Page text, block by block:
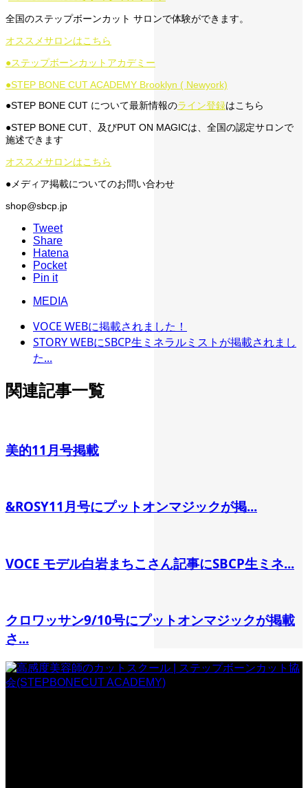
全国のステップボーンカット サロンで体験ができます。
オススメサロンはこちら
●ステップボーンカットアカデミー
●STEP BONE CUT ACADEMY Brooklyn ( Newyork)
●STEP BONE CUT について最新情報のライン登録はこちら
●STEP BONE CUT、及びPUT ON MAGICは、全国の認定サロンで
施述できます
オススメサロンはこちら
●メディア掲載についてのお問い合わせ
shop@sbcp.jp
Tweet
Share
Hatena
Pocket
Pin it
MEDIA
VOCE WEBに掲載されました！
STORY WEBにSBCP生ミネラルミストが掲載されまし
た...
関連記事一覧
美的11月号掲載
&ROSY11月号にプットオンマジックが掲...
VOCE モデル白岩まちこさん記事にSBCP生ミネ...
クロワッサン9/10号にプットオンマジックが掲載
さ...